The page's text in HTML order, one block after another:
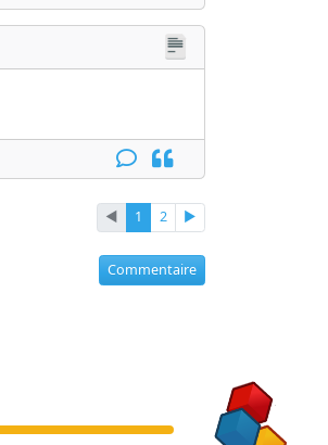
◄ 1 2 ►
Commentaire